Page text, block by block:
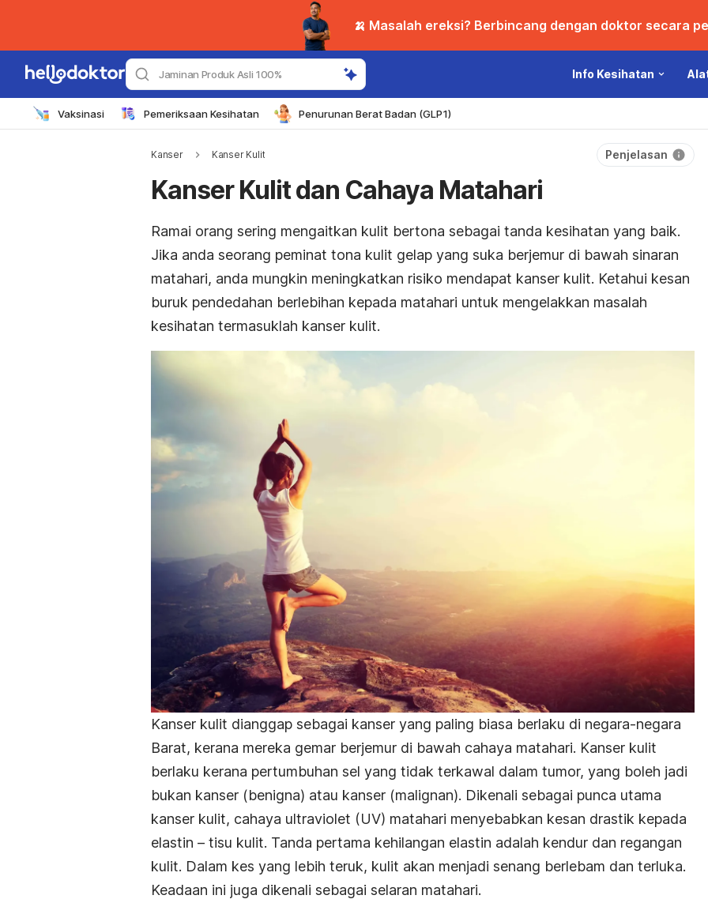
🍌 Masalah ereksi? Berbincang dengan doktor secara
Jaminan Produk Asli 100% Info Kesihatan
Vaksinasi Pemeriksaan Kesihatan Penurunan Berat Badan (GLP1)
Kanser Kanser Kulit Penjelasan
Kanser Kulit dan Cahaya Matahari
Ramai orang sering mengaitkan kulit bertona sebagai tanda kesihatan yang baik.
Jika anda seorang peminat tona kulit gelap yang suka berjemur di bawah sinaran
matahari, anda mungkin meningkatkan risiko mendapat kanser kulit. Ketahui kesan
buruk pendedahan berlebihan kepada matahari untuk mengelakkan masalah
kesihatan termasuklah kanser kulit.
Kanser kulit dianggap sebagai kanser yang paling biasa berlaku di negara-negara
Barat, kerana mereka gemar berjemur di bawah cahaya matahari. Kanser kulit
berlaku kerana pertumbuhan sel yang tidak terkawal dalam tumor, yang boleh jadi
bukan kanser (benigna) atau kanser (malignan). Dikenali sebagai punca utama
kanser kulit, cahaya ultraviolet (UV) matahari menyebabkan kesan drastik kepada
elastin – tisu kulit. Tanda pertama kehilangan elastin adalah kendur dan regangan
kulit. Dalam kes yang lebih teruk, kulit akan menjadi senang berlebam dan terluka.
Keadaan ini juga dikenali sebagai selaran matahari.